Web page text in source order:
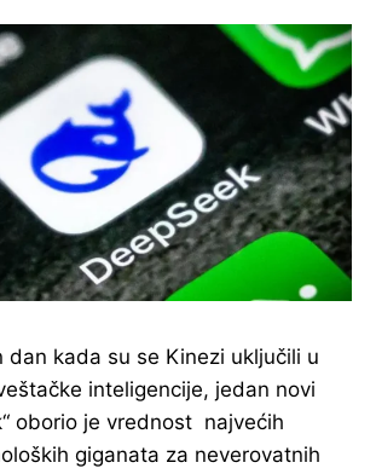
dan kada su se Kinezi uključili u
inteligencije, jedan novi
oborio je vrednost najvećih
giganata za neverovatnih